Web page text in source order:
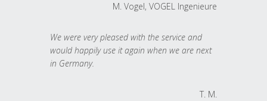
M. Vogel, VOGEL Ingenieure
We were very pleased with the service and
would happily use it again when we are next
in Germany.
T. M.